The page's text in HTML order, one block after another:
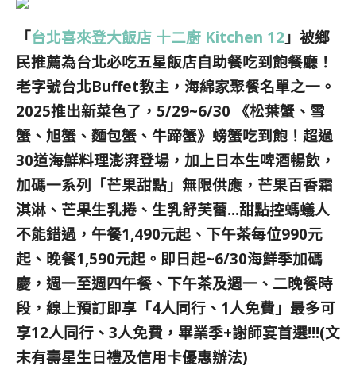
「台北喜來登大飯店 十二廚 Kitchen 12 」被鄉
民推薦為台北必吃五星飯店自助餐吃到飽餐廳！
老字號台北Buffet教主，海綿家聚餐名單之一。
2025推出新菜色了，5/29~6/30 《松葉蟹、雪
蟹、旭蟹、麵包蟹、牛蹄蟹》螃蟹吃到飽！超過
30道海鮮料理澎湃登場，加上日本生啤酒暢飲，
加碼一系列「芒果甜點」無限供應， 芒果百香霜
淇淋、芒果生乳捲、生乳舒芙蕾…甜點控螞蟻人
不能錯過，午餐1,490元起、下午茶每位990元
起、晚餐1,590元起。即日起~6/30海鮮季加碼
慶，週一至週四午餐、下午茶及週一、二晚餐時
段，線上預訂即享「4人同行、1人免費」最多可
享12人同行、3人免費， 畢業季+謝師宴首選!!!(文
末有壽星生日禮及信用卡優惠辦法)